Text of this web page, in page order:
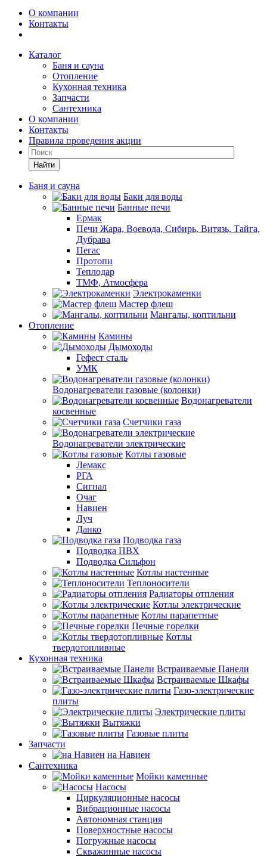
О компании
Контакты
Каталог
Баня и сауна
Отопление
Кухонная техника
Запчасти
Сантехника
О компании
Контакты
Правила проведения акции
Найти
Баня и сауна
Баки для воды
Банные печи
Ермак
Печи Жара, Воевода, Сибирь, Витязь, Тайга,
Дубрава
Пегас
Протопи
Теплодар
ТМФ, Атмосфера
Электрокаменки
Мастер флеш
Мангалы, коптильни
Отопление
Камины
Дымоходы
Гефест сталь
УМК
Водонагреватели газовые (колонки)
Водонагреватели
косвенные
Счетчики газа
Водонагреватели электрические
Котлы газовые
Лемакс
РГА
Сигнал
Очаг
Навиен
Луч
Данко
Подводка газа
Подводка ПВХ
Подводка Сильфон
Котлы настенные
Теплоносители
Радиаторы отпления
Котлы электрические
Котлы парапетные
Печные горелки
Котлы
твердотопливные
Кухонная техника
Встраиваемые Панели
Встраиваемые Шкафы
Газо-электрические
плиты
Электрические плиты
Вытяжки
Газовые плиты
Запчасти
на Навиен
Сантехника
Мойки каменные
Насосы
Циркуляционные насосы
Вибрационные насосы
Автономная станция
Поверхностные насосы
Погружные насосы
Скважинные насосы